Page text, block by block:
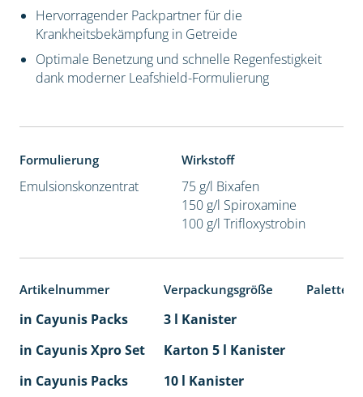
Hervorragender Packpartner für die
Krankheitsbekämpfung in Getreide
Optimale Benetzung und schnelle Regenfestigkeit
dank moderner Leafshield-Formulierung
Formulierung
Emulsionskonzentrat
Wirkstoff
75 g/l Bixafen
150 g/l Spiroxamine
100 g/l Trifloxystrobin
Artikelnummer Verpackungsgröße
in Cayunis Packs
3 l Kanister
in Cayunis Xpro Set
Karton 5 l Kanister
in Cayunis Packs
10 l Kanister